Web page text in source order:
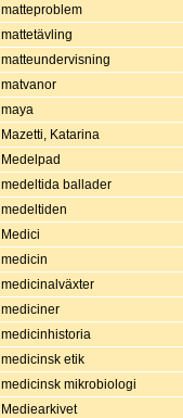
matteproblem
mattetävling
matteundervisning
matvanor
maya
Mazetti, Katarina
Medelpad
medeltida ballader
medeltiden
Medici
medicin
medicinalväxter
mediciner
medicinhistoria
medicinsk etik
medicinsk mikrobiologi
Mediearkivet